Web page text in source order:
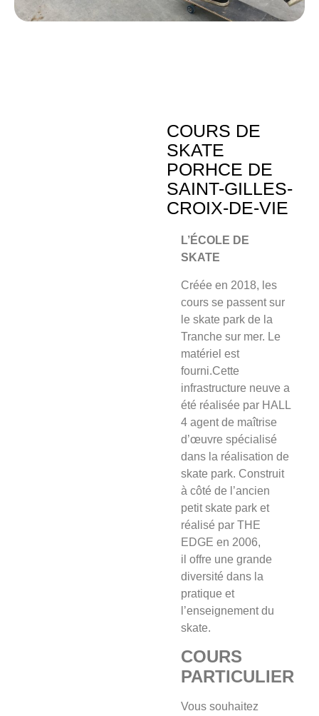
COURS DE
SKATE
PORHCE DE
SAINT-GILLES-
CROIX-DE-VIE
L’ÉCOLE DE
SKATE
Créée en 2018, les
cours se passent sur
le skate park de la
Tranche sur mer. Le
matériel est
fourni.Cette
infrastructure neuve a
été réalisée par HALL
4 agent de maîtrise
d’œuvre spécialisé
dans la réalisation de
skate park. Construit
à côté de l’ancien
petit skate park et
réalisé par THE
EDGE en 2006,
il offre une grande
diversité dans la
pratique et
l’enseignement du
skate.
COURS
PARTICULIER
Vous souhaitez